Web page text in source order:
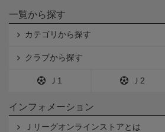
一覧から探す
カテゴリから探す
クラブから探す
Ｊ1 Ｊ2
インフォメーション
Ｊリーグオンラインストアとは